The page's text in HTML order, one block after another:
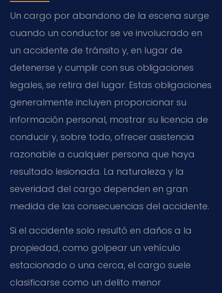
Un cargo por abandono de la escena surge
cuando un conductor se ve involucrado en
un accidente de tránsito y, en lugar de
detenerse y cumplir con sus obligaciones
legales, se retira del lugar. Estas obligaciones
generalmente incluyen proporcionar su
información personal, mostrar su licencia de
conducir y, sobre todo, ofrecer asistencia
razonable a cualquier persona que haya
resultado lesionada. La naturaleza y la
severidad del cargo dependen en gran
medida de las consecuencias del accidente.
Si el accidente solo resultó en daños a la
propiedad, como golpear un vehículo
estacionado o una cerca, el cargo suele
clasificarse como un delito menor